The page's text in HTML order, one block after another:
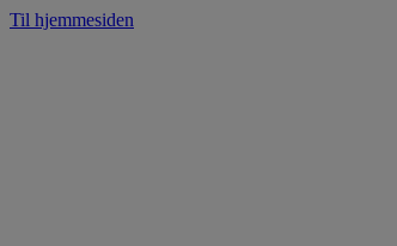
Til hjemmesiden
Panel for informasjonskapsler